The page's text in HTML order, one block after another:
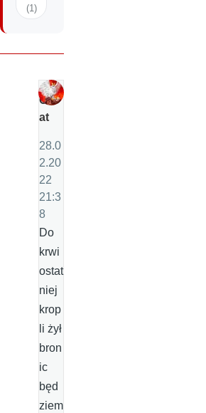
(1)
C
at
28.0
2.20
22
21:3
8
Do
krwi
ostat
niej
krop
li żył
bron
ic
będ
ziem